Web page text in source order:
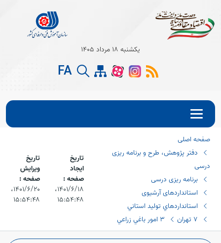
Open
یکشنبه 18 مرداد 1405
FA
صفحه اصلی
دفتر پژوهش، طرح و برنامه ریزی
درسی
برنامه ریزی درسی
استانداردهای آرشیوی
استانداردهاي توليد استاني
٧ تهران
٣ امور باغي زراعي
تاریخ
ایجاد
صفحه :
۱۴۰۱/۶/۱۸،‏
۱۵:۵۴:۴۸
تاریخ
ویرایش
صفحه :
۱۴۰۱/۶/۲۰،‏
۱۵:۵۴:۴۸